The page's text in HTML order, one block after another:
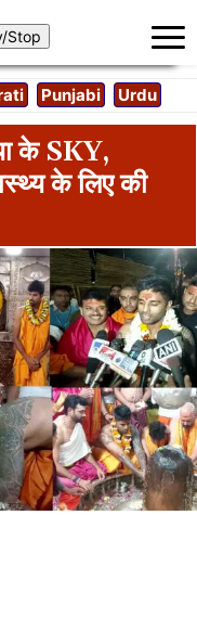
Punjabi Urdu
के SKY,
के लिए की